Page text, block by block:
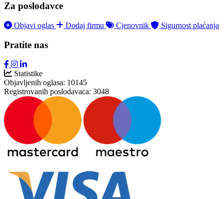
Za poslodavce
Objavi oglas Dodaj firmu Cjenovnik Sigurnost plaćanja
Pratite nas
Statistike
Objavljenih oglasa: 10145
Registrovanih poslodavaca: 3048